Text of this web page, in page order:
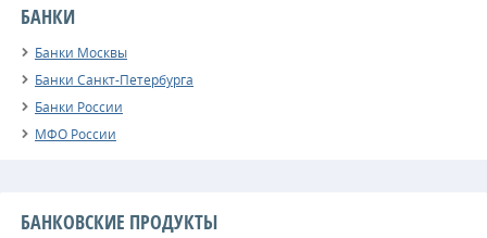
БАНКИ
Банки Москвы
Банки Санкт-Петербурга
Банки России
МФО России
БАНКОВСКИЕ ПРОДУКТЫ